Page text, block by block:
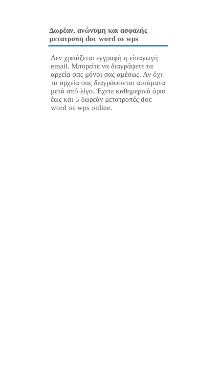
Δωρέαν, ανώνυμη και ασφαλής
μετατροπη doc word σε wps
Δεν χρειάζεται εγγραφή η είσαγωγή
email. Μπορείτε να διαγράψετε τα
αρχεία σας μόνοι σας αμέσως. Αν όχι
τα αρχεία σας διαγράφονται αυτόματα
μετά από λίγο. Έχετε καθημερινά όριο
έως και 5 δωρεάν μετατροπές doc
word σε wps online.